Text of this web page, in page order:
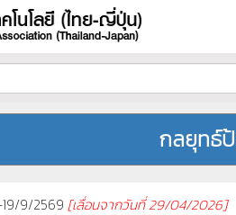
กลยุทธ์
19/9/2569 [เลื่อนจากวันที่29/04/2026]